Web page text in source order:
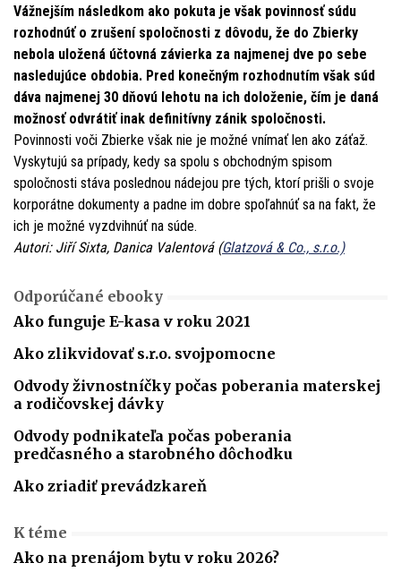
Vážnejším následkom ako pokuta je však povinnosť súdu
rozhodnúť o zrušení spoločnosti z dôvodu, že do Zbierky
nebola uložená účtovná závierka za najmenej dve po sebe
nasledujúce obdobia. Pred konečným rozhodnutím však súd
dáva najmenej 30 dňovú lehotu na ich doloženie, čím je daná
možnosť odvrátiť inak definitívny zánik spoločnosti.
Povinnosti voči Zbierke však nie je možné vnímať len ako záťaž.
Vyskytujú sa prípady, kedy sa spolu s obchodným spisom
spoločnosti stáva poslednou nádejou pre tých, ktorí prišli o svoje
korporátne dokumenty a padne im dobre spoľahnúť sa na fakt, že
ich je možné vyzdvihnúť na súde.
Autori: Jiří Sixta, Danica Valentová (Glatzová & Co., s.r.o.)
Odporúčané ebooky
Ako funguje E-kasa v roku 2021
Ako zlikvidovať s.r.o. svojpomocne
Odvody živnostníčky počas poberania materskej
a rodičovskej dávky
Odvody podnikateľa počas poberania
predčasného a starobného dôchodku
Ako zriadiť prevádzkareň
K téme
Ako na prenájom bytu v roku 2026?